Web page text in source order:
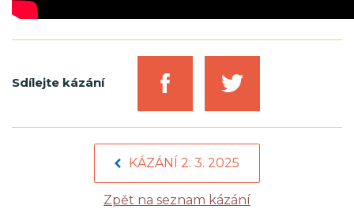
Sdílejte kázání
KÁZÁNÍ 2. 3. 2025
Zpět na seznam kázání